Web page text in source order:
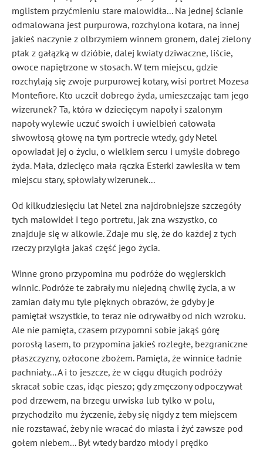
mglistem przyćmieniu stare malowidła... Na jednej ścianie
odmalowana jest purpurowa, rozchylona kotara, na innej
jakieś naczynie z olbrzymiem winnem gronem, dalej zielony
ptak z gałązką w dzióbie, dalej kwiaty dziwaczne, liście,
owoce napiętrzone w stosach. W tem miejscu, gdzie
rozchylają się zwoje purpurowej kotary, wisi portret Mozesa
Montefiore. Kto uczcił dobrego żyda, umieszczając tam jego
wizerunek? Ta, która w dziecięcym napoły i szalonym
napoły wylewie uczuć swoich i uwielbień całowała
siwowłosą głowę na tym portrecie wtedy, gdy Netel
opowiadał jej o życiu, o wielkiem sercu i umyśle dobrego
żyda. Mała, dziecięco mała rączka Esterki zawiesiła w tem
miejscu stary, spłowiały wizerunek...
Od kilkudziesięciu lat Netel zna najdrobniejsze szczegóły
tych malowideł i tego portretu, jak zna wszystko, co
znajduje się w alkowie. Zdaje mu się, że do każdej z tych
rzeczy przylgła jakaś część jego życia.
Winne grono przypomina mu podróże do węgierskich
winnic. Podróże te zabrały mu niejedną chwilę życia, a w
zamian dały mu tyle pięknych obrazów, że gdyby je
pamiętał wszystkie, to teraz nie odrywałby od nich wzroku.
Ale nie pamięta, czasem przypomni sobie jakąś górę
porosłą lasem, to przypomina jakieś rozległe, bezgraniczne
płaszczyzny, ozłocone zbożem. Pamięta, że winnice ładnie
pachniały... A i to jeszcze, że w ciągu długich podróży
skracał sobie czas, idąc pieszo; gdy zmęczony odpoczywał
pod drzewem, na brzegu urwiska lub tylko w polu,
przychodziło mu życzenie, żeby się nigdy z tem miejscem
nie rozstawać, żeby nie wracać do miasta i żyć zawsze pod
gołem niebem... Był wtedy bardzo młody i prędko